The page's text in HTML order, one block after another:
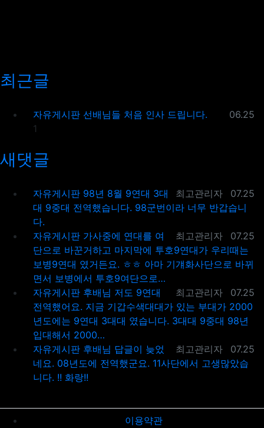
최근글
등록일
06.25
자유게시판 선배님들 처음 인사 드립니다.
댓글
1
새댓글
등록자
최고관리자 등록일
07.25
자유게시판 98년 8월 9연대 3대
대 9중대 전역했습니다. 98군번이라 너무 반갑습니
다.
등록자
최고관리자 등록일
07.25
자유게시판 가사중에 연대를 여
단으로 바꾼거하고 마지막에 투호9연대가 우리때는
보병9연대 였거든요. ㅎㅎ 아마 기걔화사단으로 바뀌
면서 보병에서 투호9여단으로…
등록자
최고관리자 등록일
07.25
자유게시판 후배님 저도 9연대
전역했어요. 지금 기갑수색대대가 있는 부대가 2000
년도에는 9연대 3대대 였습니다. 3대대 9중대 98년
입대해서 2000…
등록자
최고관리자 등록일
07.25
자유게시판 후배님 답글이 늦었
네요. 08년도에 전역했군요. 11사단에서 고생많았습
니다. !! 화랑!!
이용약관